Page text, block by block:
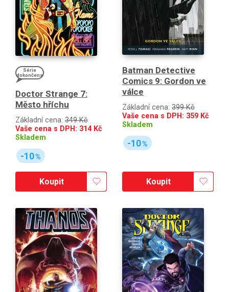
Série
dokončena
Doctor Strange 7:
Město hříchu
Základní cena: 349 Kč
Vaše cena s DPH: 314Kč
Skladem
-10%
Koupit
Batman Detective
Comics 9: Gordon ve
válce
Základní cena: 399 Kč
Vaše cena s DPH: 359 Kč
Skladem
-10%
Koupit